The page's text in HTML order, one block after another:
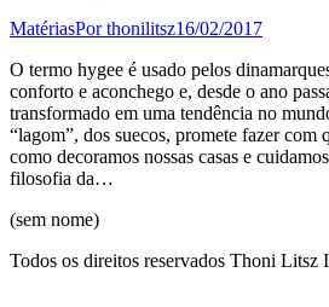
MatériasPorthonilitsz16/02/2017
O termo hygee é usado pelos
conforto e aconchego e, desde o ano
transformado em uma tendência no
“lagom”, dos suecos, promete fazer com
como decoramos nossas casas e
filosofia da…
(sem nome)
Todos os direitos reservados Thoni Litsz